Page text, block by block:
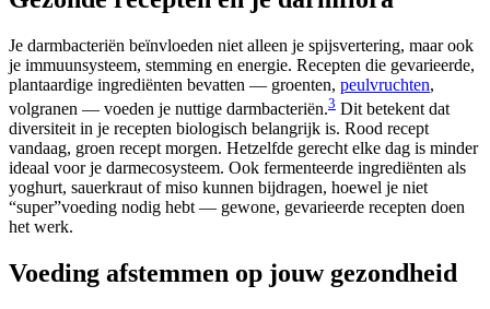
Je darmbacteriën beïnvloeden niet alleen je spijsvertering, maar ook
je immuunsysteem, stemming en energie. Recepten die gevarieerde,
plantaardige ingrediënten bevatten — groenten, peulvruchten,
volgranen — voeden je nuttige darmbacteriën.3 Dit betekent dat
diversiteit in je recepten biologisch belangrijk is. Rood recept
vandaag, groen recept morgen. Hetzelfde gerecht elke dag is minder
ideaal voor je darmecosysteem. Ook fermenteerde ingrediënten als
yoghurt, sauerkraut of miso kunnen bijdragen, hoewel je niet
“super”voeding nodig hebt — gewone, gevarieerde recepten doen
het werk.
Voeding afstemmen op jouw gezondheid